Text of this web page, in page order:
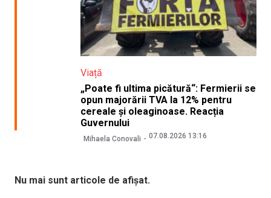
Viață
„Poate fi ultima picătură“: Fermierii se
opun majorării TVA la 12% pentru
cereale și oleaginoase. Reacția
Guvernului
Mihaela Conovali 07.08.2026 13:16
Nu mai sunt articole de afișat.